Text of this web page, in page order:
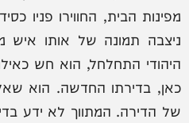
מפינות הבית, החווירו פניו
ניצבה תמונה של אותו איש
היהודי התחלחל, הוא חש
כאן, בדירתו החדשה. הוא
של הדירה. המתווך לא ידע